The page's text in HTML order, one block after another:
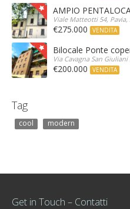
AMPIO
Viale Matteotti 54, Pavia,
€275.000 VENDITA
Bilocale Ponte
Via Cavagna San
€200.000 VENDITA
Tag
cool modern
Get in Touch – Contatti